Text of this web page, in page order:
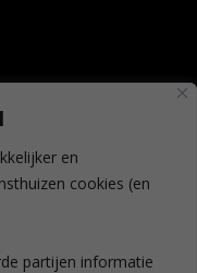
en
cookies (en
partijen informatie